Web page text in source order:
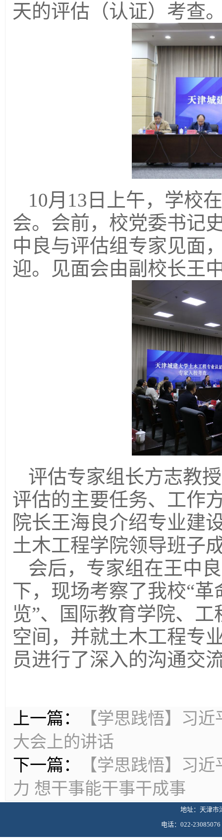
天的评估（认证）考查
10月13日上午，学校
会。会前，校党委书记
中良与评估组专家见面
迎。见面会由副校长王
评估专家组长方志教
评估的主要任务、工作
院长王海良介绍专业建
土木工程学院领导班子
会后，专家组在王中
下，现场考察了我校“
览”、国际教育学院、
空间，并就土木工程专
员进行了深入的沟通交
上一篇：
【学思践悟】习
大会上的讲话
下一篇：
【学思践悟】习
力 想干事能干事干成事
地址：天津市
电话：022-